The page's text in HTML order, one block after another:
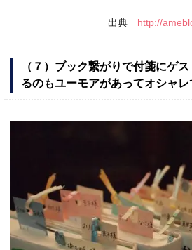
出典 http://
（７）ブック繋がりで付箋にゲ
るのもユーモアがあってオシャレ